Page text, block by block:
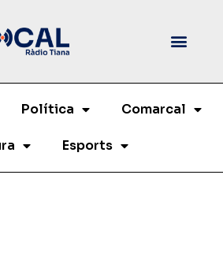
Política Comarcal
Esports